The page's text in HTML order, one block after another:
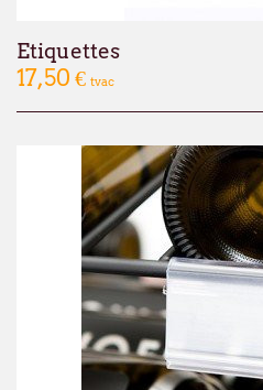
Etiquettes
17,50 € tvac